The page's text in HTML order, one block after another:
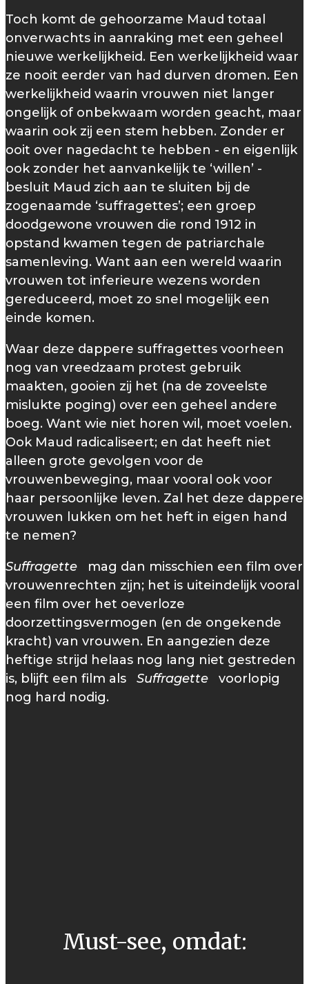
Toch komt de gehoorzame Maud totaal
onverwachts in aanraking met een geheel
nieuwe werkelijkheid. Een werkelijkheid waar
ze nooit eerder van had durven dromen. Een
werkelijkheid waarin vrouwen niet langer
ongelijk of onbekwaam worden geacht, maar
waarin ook zij een stem hebben. Zonder er
ooit over nagedacht te hebben - en eigenlijk
ook zonder het aanvankelijk te ‘willen’ -
besluit Maud zich aan te sluiten bij de
zogenaamde ‘suffragettes’; een groep
doodgewone vrouwen die rond 1912 in
opstand kwamen tegen de patriarchale
samenleving. Want aan een wereld waarin
vrouwen tot inferieure wezens worden
gereduceerd, moet zo snel mogelijk een
einde komen.
Waar deze dappere suffragettes voorheen
nog van vreedzaam protest gebruik
maakten, gooien zij het (na de zoveelste
mislukte poging) over een geheel andere
boeg. Want wie niet horen wil, moet voelen.
Ook Maud radicaliseert; en dat heeft niet
alleen grote gevolgen voor de
vrouwenbeweging, maar vooral ook voor
haar persoonlijke leven. Zal het deze dappere
vrouwen lukken om het heft in eigen hand
te nemen?
Suffragette mag dan misschien een film over
vrouwenrechten zijn; het is uiteindelijk vooral
een film over het oeverloze
doorzettingsvermogen (en de ongekende
kracht) van vrouwen. En aangezien deze
heftige strijd helaas nog lang niet gestreden
is, blijft een film als Suffragette voorlopig
nog hard nodig.
Must-see, omdat: